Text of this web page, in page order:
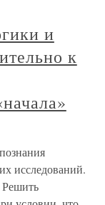
и
к
исследований.
Решить